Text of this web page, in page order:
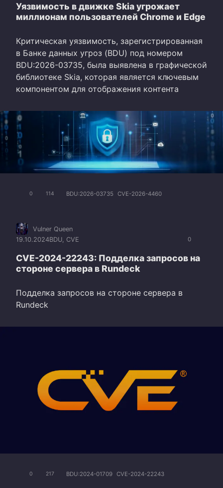
Уязвимость в движке Skia угрожает
миллионам пользователей Chrome и Edge
Критическая уязвимость, зарегистрированная
в Банке данных угроз (BDU) под номером
BDU:2026-03735, была выявлена в графической
библиотеке Skia, которая является ключевым
компонентом для отображения контента
0 114 BDU:2026-03735 CVE-2026-4460
0
Vulner Queen
19.10.2024BDU, CVE
CVE-2024-22243: Подделка запросов на
стороне сервера в Rundeck
Подделка запросов на стороне сервера в
Rundeck
0 217 BDU:2024-01709 CVE-2024-22243